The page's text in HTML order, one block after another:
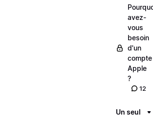
avez-
vous
besoin
d'un
compte
Apple
?
12
Un seul